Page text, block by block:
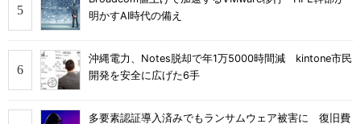
明かすAI時代の備え
沖縄電力、Notes脱却で年1万5000時間減 kintone市民
開発を安全に広げた6手
多要素認証導入済みでもランサムウェア被害に 復旧費